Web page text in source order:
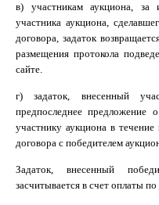
в) участникам аукциона, за
участника аукциона,
договора, задаток
размещения протокола
сайте.
г) задаток, внесенный
предпоследнее предложение
участнику аукциона в
договора с победителем
Задаток, внесенный
засчитывается в счет оплаты